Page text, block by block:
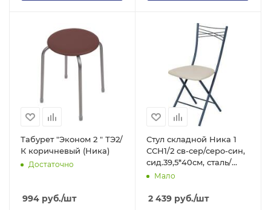
Табурет "Эконом 2 " ТЭ2/
К коричневый (Ника)
Достаточно
994 руб./шт
Стул складной Ника 1
ССН1/2 св-сер/серо-син,
сид.39,5*40см, сталь/
экокожа, h=48см до
Мало
2 439 руб./шт